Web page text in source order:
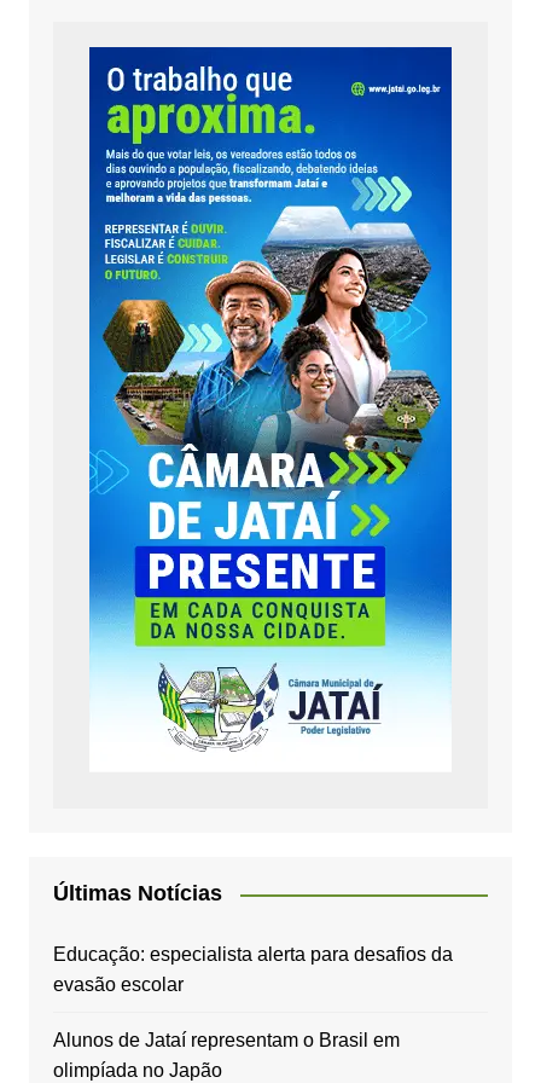
Últimas Notícias
Educação: especialista alerta para desafios da
evasão escolar
Alunos de Jataí representam o Brasil em
olimpíada no Japão